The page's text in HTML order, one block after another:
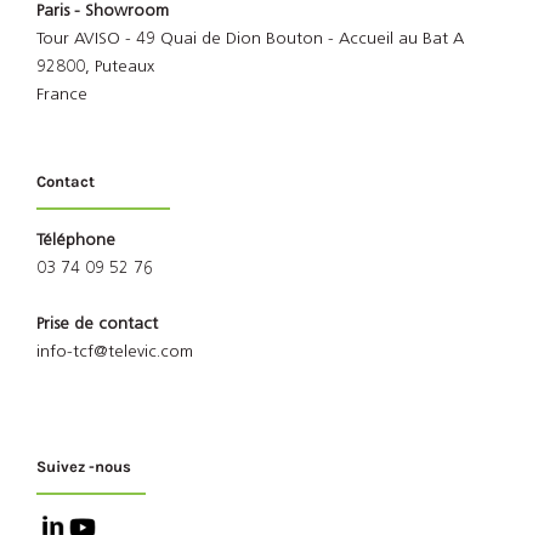
Paris - Showroom
Tour AVISO - 49 Quai de Dion Bouton - Accueil au Bat A
92800, Puteaux
France
Contact
Téléphone
03 74 09 52 76
Prise de contact
info-tcf@televic.com
Suivez -nous